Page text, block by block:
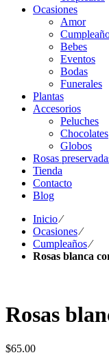
Ocasiones
Amor
Bebes
Eventos
Bodas
Funerales
Plantas
Accesorios
Peluches
Chocolates
Globos
Rosas
Tienda
Contacto
Blog
Inicio⁄
Ocasiones⁄
Cumpleaños⁄
Rosas blanca
Rosas
$65.00